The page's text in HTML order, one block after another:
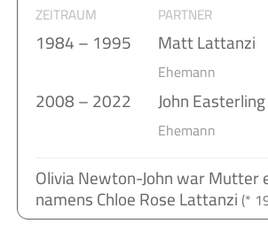
ZEITRAUM PARTNER
1984 – 1995 Matt Lattanzi
Ehemann
2008 – 2022 John Easterling
Ehemann
Olivia Newton-John war Mutter
namens Chloe Rose Lattanzi (*